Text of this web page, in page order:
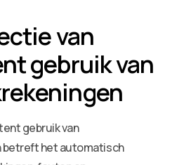
van
gebruik van
gebruik van
het automatisch